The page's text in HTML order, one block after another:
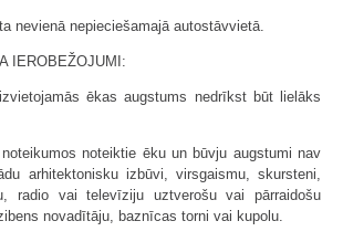
nevienā nepieciešamajā autostāvvietā.
IEROBEŽOJUMI:
ēkas augstums nedrīkst būt lielāks
noteiktie ēku un būvju augstumi nav
arhitektonisku izbūvi, virsgaismu, skursteni,
radio vai televīziju uztverošu vai pārraidošu
novadītāju, baznīcas torni vai kupolu.